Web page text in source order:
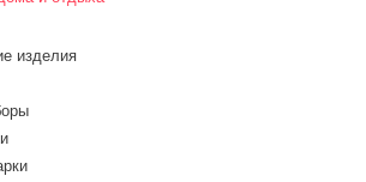
изделия